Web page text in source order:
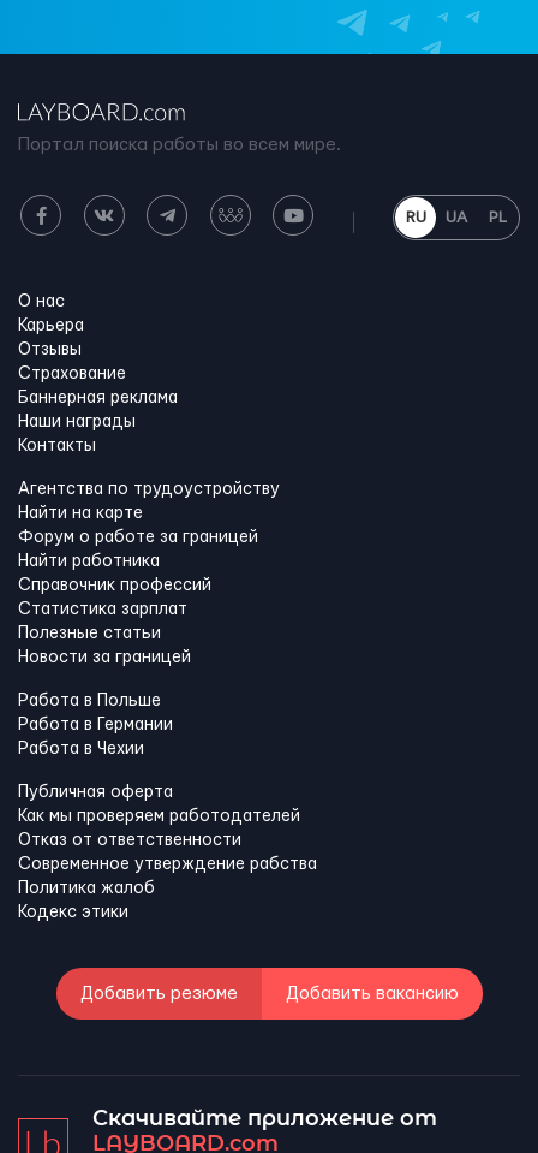
Портал поиска работы во всем мире.
RU UA PL
О нас
Карьера
Отзывы
Страхование
Баннерная реклама
Наши награды
Контакты
Агентства по трудоустройству
Найти на карте
Форум о работе за границей
Найти работника
Справочник профессий
Статистика зарплат
Полезные статьи
Новости за границей
Работа в Польше
Работа в Германии
Работа в Чехии
Публичная оферта
Как мы проверяем работодателей
Отказ от ответственности
Современное утверждение рабства
Политика жалоб
Кодекс этики
Добавить резюме Добавить вакансию
Скачивайте приложение от
LAYBOARD.com